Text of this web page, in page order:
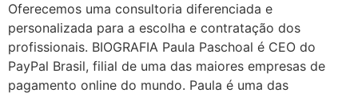
Oferecemos uma consultoria diferenciada e
personalizada para a escolha e contratação dos
profissionais. BIOGRAFIA Paula Paschoal é CEO do
PayPal Brasil, filial de uma das maiores empresas de
pagamento online do mundo. Paula é uma das